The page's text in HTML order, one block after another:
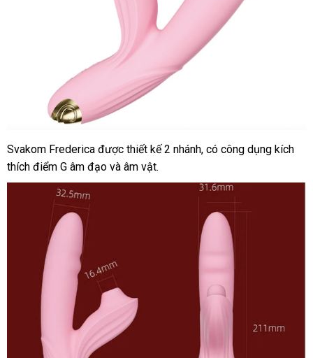
Dương
vật
giả
Svakom
Frederica
Svakom Frederica vận
chuyển
được thiết kế 2 nhánhmini
, có công dụng kích
thích điểm G âm đạo rẻ
nhất
và âm vật.